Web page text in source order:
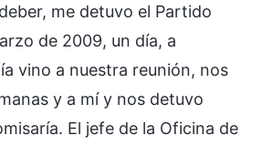
me detuvo el Partido
de 2009, un día, a
vino a nuestra reunión, nos
y a mí y nos detuvo
El jefe de la Oficina de